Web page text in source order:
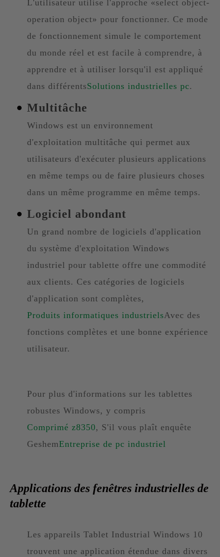
L'utilisateur utilise l'approche «select object-
operation object» pour fonctionner. Ce mode
de fonctionnement simule le comportement
du monde réel et est facile à comprendre, à
apprendre et à utiliser lorsqu'il est appliqué
dans différentsSolutions industrielles pc.
Multitâche
Windows est un environnement
d'exploitation multitâche qui permet aux
utilisateurs d'exécuter plusieurs applications
en même temps ou de faire plusieurs choses
dans un même programme en même temps.
Logiciel abondant
Un grand nombre de logiciels d'application
du système d'exploitation Windows
industriel pour tablette offre une commodité
aux clients. Ces catégories de logiciels
d'application sont complètes,
Produits informatiques industrielsAvec des
fonctions complètes et une bonne expérience
utilisateur.
Pour plus d'informations sur les tablettes
robustes Windows, y compris
Comprimé z8350, S'il vous plaît enquête
GeshemEntreprise de pc industriel
Applications des fenêtres industrielles de
tablette
Les appareils Tablet Industrial Windows 10
trouvent une application étendue dans divers